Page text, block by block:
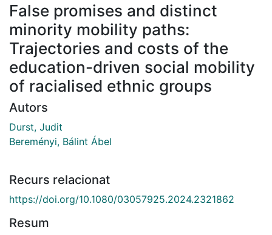
False promises and distinct
minority mobility paths:
Trajectories and costs of the
education-driven social mobility
of racialised ethnic groups
Autors
Durst, Judit
Bereményi, Bálint Ábel
Recurs relacionat
https://doi.org/10.1080/03057925.2024.2321862
Resum